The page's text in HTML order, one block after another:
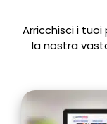
Arricchisci i
la nostra